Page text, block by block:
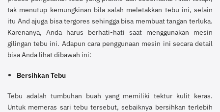
tak menutup kemungkinan bila salah meletakkan tebu ini, selain
itu And ajuga bisa tergores sehingga bisa membuat tangan terluka.
Karenanya, Anda harus berhati-hati saat menggunakan mesin
gilingan tebu ini. Adapun cara penggunaan mesin ini secara detail
bisa Anda lihat dibawah ini:
Bersihkan Tebu
Tebu adalah tumbuhan buah yang memiliki tektur kulit keras.
Untuk memeras sari tebu tersebut, sebaiknya bersihkan terlebih